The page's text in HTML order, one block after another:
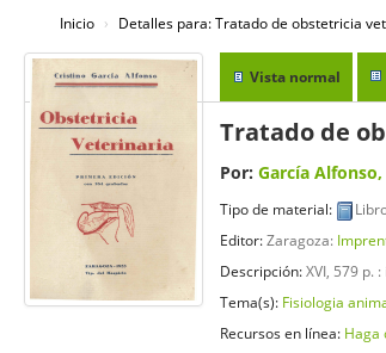
Inicio › Detalles para:Tratado de obstetricia
Vista normal
Tratado de
Por: García
Tipo de material:
Editor:Zaragoza:
Descripción:XVI, 579 p.
Tema(s): Fisiologia
Recursos en línea: Haga